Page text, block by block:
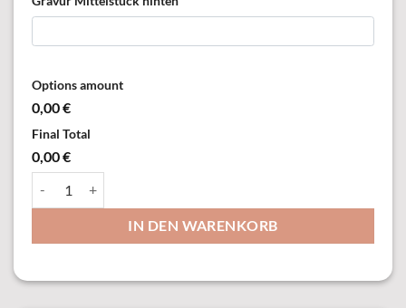
Options amount
0,00 €
Final Total
0,00 €
IN DEN WARENKORB